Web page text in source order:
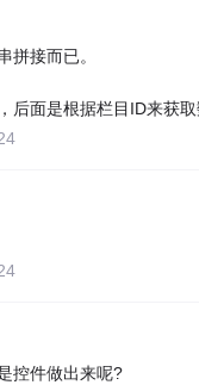
拼接而已。
后面是根据栏目ID来获取
控件做出来呢?